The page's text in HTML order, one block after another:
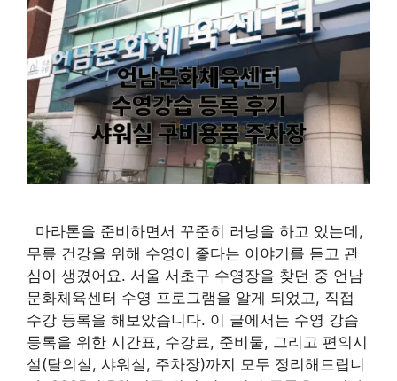
마라톤을 준비하면서 꾸준히 러닝을 하고 있는데,
무릎 건강을 위해 수영이 좋다는 이야기를 듣고 관
심이 생겼어요. 서울 서초구 수영장을 찾던 중 언남
문화체육센터 수영 프로그램을 알게 되었고, 직접
수강 등록을 해보았습니다. 이 글에서는 수영 강습
등록을 위한 시간표, 수강료, 준비물, 그리고 편의시
설(탈의실, 샤워실, 주차장)까지 모두 정리해드립니